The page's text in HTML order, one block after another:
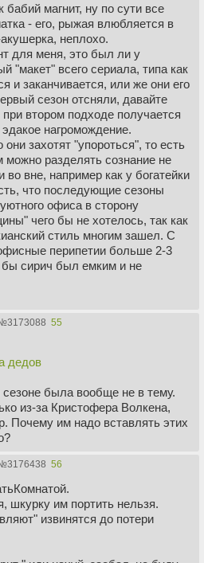
бабий магнит, ну по сути все
- его, рыжая влюбляется в
акушерка, неплохо.
для меня, это был ли у
"макет" всего сериала, типа как
и заканчивается, или же они его
сезон отсняли, давайте
втором подходе получается
нагромождение.
захотят "упороться", то есть
можно разделять сознание не
во вне, например как у богатейки
что последующие сезоны
офиса в сторону
чего бы не хотелось, так как
стиль многим зашел. С
перипетии больше 2-3
бы сирич был емким и не
3173088 55
дедов
была вообще не в тему.
из-за Кристофера Волкена,
Почему им надо вставлять этих
3176438 56
шкурку им портить нельзя.
извинятся до потери